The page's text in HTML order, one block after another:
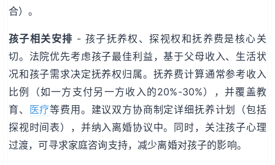
合）。
孩子相关安排 - 孩子抚养权、探视权和抚养费是核心关
切。法院优先考虑孩子最佳利益，基于父母收入、生活状
况和孩子需求决定抚养权归属。抚养费计算通常参考收入
比例（如一方支付另一方收入的20%-30%），并覆盖教
育、 医疗等费用。建议双方协商制定详细抚养计划（包括
探视时间表），并纳入离婚协议中。同时，关注孩子心理
过渡，可寻求家庭咨询支持，减少离婚对孩子的影响。